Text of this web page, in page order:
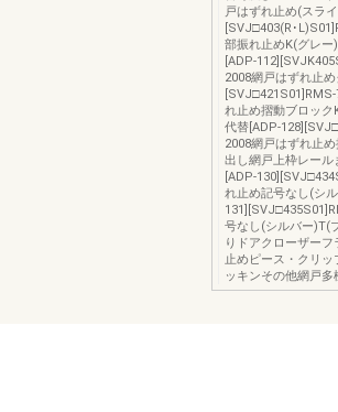
戸はずれ止め(スラ
[SVJ□403(R･
部振れ止めK(グレ
[ADP-
2008網戸はずれ止
れ止め摺動ブロッ
代替[ADP-
2008網戸はずれ止
出し網戸上枠レー
[ADP-
れ止め記号なし(シ
号なし(シルバー)T(
りドアクローザー
止めピース・クリ
ッキンその他網戸